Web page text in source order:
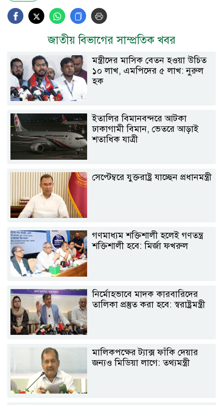
জাতীয় বিভাগের সাম্প্রতিক খবর
মন্ত্রীদের মাসিক বেতন হওয়া উচিত
১০ লাখ, এমপিদের ৫ লাখ: নুরুল
হক
ইতালির বিমানবন্দরে আটকা
ঢাকাগামী বিমান, ভেতরে আড়াই
শতাধিক যাত্রী
সেপ্টেম্বরে যুক্তরাষ্ট্র যাচ্ছেন প্রধানমন্ত্রী
গণমাধ্যম শক্তিশালী হলেই গণতন্ত্র
শক্তিশালী হবে: মির্জা ফখরুল
নির্মোহভাবে মাদক কারবারিদের
তালিকা প্রস্তুত করা হবে: স্বরাষ্ট্রমন্ত্রী
মালিকপক্ষের ট্যাক্স ফাঁকি দেয়ার
জন্যও মিডিয়া লাগে: তথ্যমন্ত্রী